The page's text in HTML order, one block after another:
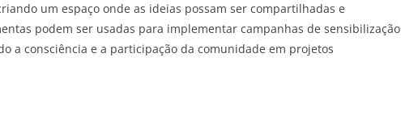
um espaço onde as ideias possam ser compartilhadas e
podem ser usadas para implementar campanhas de sensibilização
a consciência e a participação da comunidade em projetos